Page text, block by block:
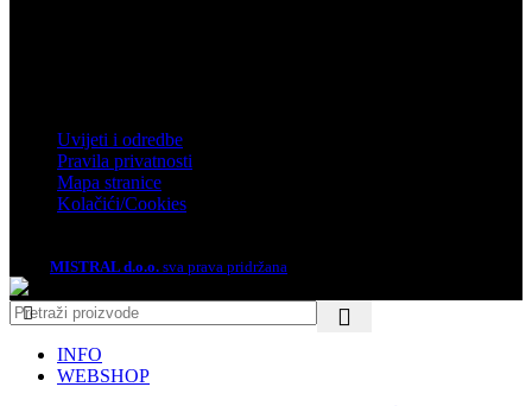
Uvijeti i odredbe
Pravila privatnosti
Mapa stranice
Kolačići/Cookies
MISTRAL d.o.o. sva prava pridržana
INFO
WEBSHOP